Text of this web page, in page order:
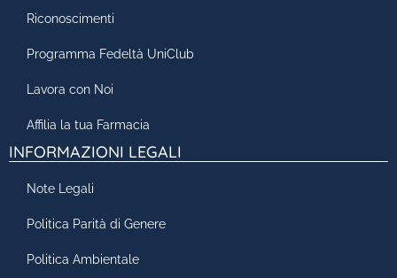
Riconoscimenti
Programma Fedeltà UniClub
Lavora con Noi
Affilia la tua Farmacia
INFORMAZIONI LEGALI
Note Legali
Politica Parità di Genere
Politica Ambientale